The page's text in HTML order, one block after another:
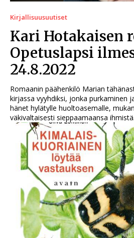
Kirjallisuusuutiset
Kari Hotakaisen
Opetuslapsi
24.8.2022
Romaanin päähenkilö Marian
kirjassa vyyhdiksi, jonka purkaminen
hänet hylätylle huoltoasemalle,
väkivaltaisesti sieppaamaansa ihmistä.